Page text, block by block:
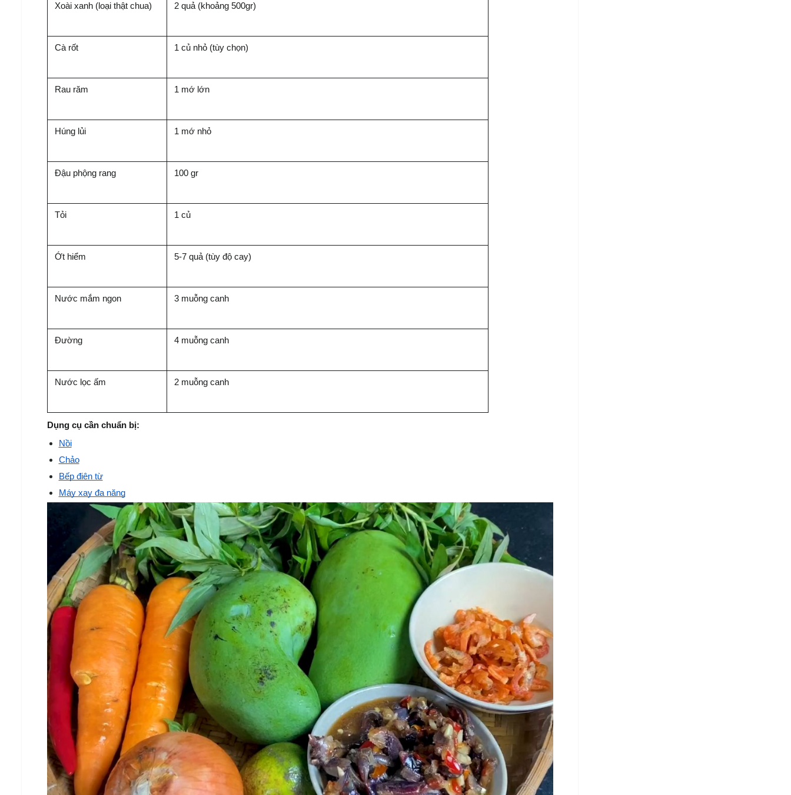
Xoài xanh (loại thật chua) 2 quả (khoảng 500gr)
Cà rốt 1 củ nhỏ (tùy chọn)
Rau răm 1 mớ lớn
Húng lủi 1 mớ nhỏ
Đậu phộng rang 100 gr
Tỏi 1 củ
Ớt hiểm 5-7 quả (tùy độ cay)
Nước mắm ngon 3 muỗng canh
Đường 4 muỗng canh
Nước lọc ấm 2 muỗng canh
Dụng cụ cần chuẩn bị:
Nồi
Chảo
Bếp điện từ
Máy xay đa năng